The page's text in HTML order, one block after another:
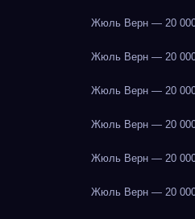
Жюль Верн — 20
Жюль Верн — 20
Жюль Верн — 20
Жюль Верн — 20
Жюль Верн — 20
Жюль Верн — 20